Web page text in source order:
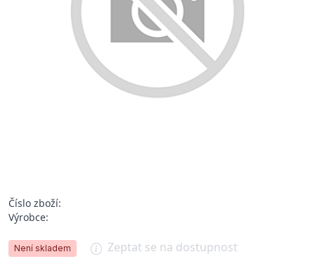
Číslo zboží:
Výrobce:
Není skladem Zeptat se na dostupnost